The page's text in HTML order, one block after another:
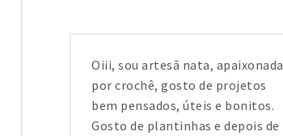
Oiii, sou artesã nata, apaixonada
por crochê, gosto de projetos
bem pensados, úteis e bonitos.
Gosto de plantinhas e depois de